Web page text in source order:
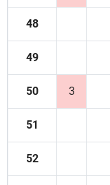
48
49
50 3
51
52